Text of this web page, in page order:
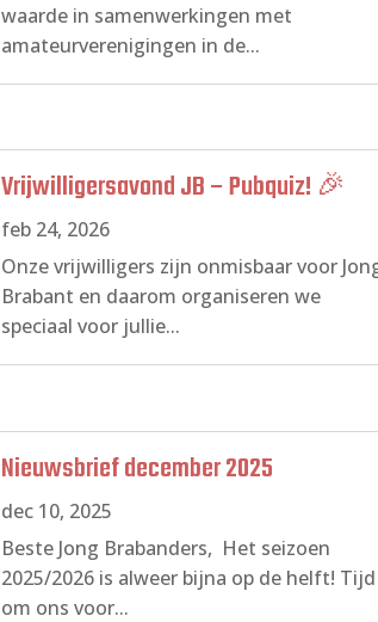
waarde in samenwerkingen met
amateurverenigingen in de...
Vrijwilligersavond JB – Pubquiz! 🎉
feb 24, 2026
Onze vrijwilligers zijn onmisbaar voor
Brabant en daarom organiseren we
speciaal voor jullie...
Nieuwsbrief december 2025
dec 10, 2025
Beste Jong Brabanders, Het seizoen
2025/2026 is alweer bijna op de helft! Tijd
om ons voor...